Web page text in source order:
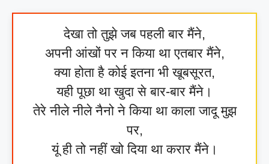
देखा तो तुझे जब पहली बार मैंने,
अपनी आंखों पर न किया था एतबार मैंने,
क्या होता है कोई इतना भी खूबसूरत,
यही पूछा था खुदा से बार-बार मैंने।
तेरे नीले नीले नैनो ने किया था काला जादू मुझ
पर,
यूं ही तो नहीं खो दिया था करार मैंने।